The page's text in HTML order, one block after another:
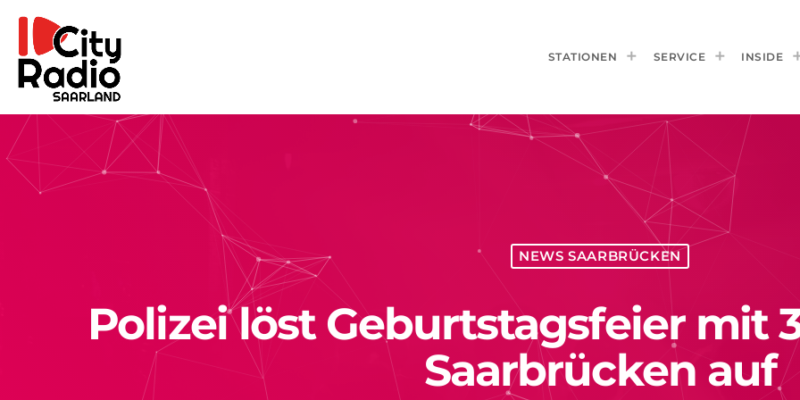
STATIONEN SERVICE INSIDE
NEWS SAARBRÜCKEN
Polizei löst Geburtstagsfeier mit
Saarbrücken auf